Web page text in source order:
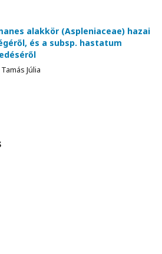
alakkör (Aspleniaceae) hazai
és a subsp. hastatum
Júlia